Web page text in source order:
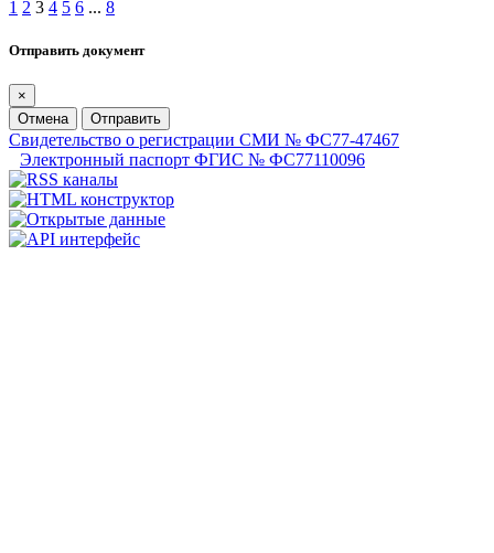
1 2 3 4 5 6 ... 8
Отправить документ
×
Отмена
Отправить
Свидетельство о регистрации СМИ № ФС77-47467
Электронный паспорт ФГИС № ФС77110096